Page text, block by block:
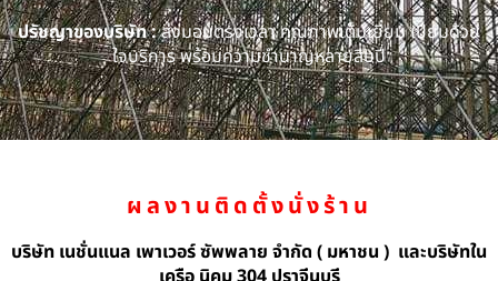
ปรัชญาของบริษัท :ส่งมอบตรงเวลา คุณภาพเต็มเยี่ยม เปี่ยมด้วย
ใจบริการ พร้อมความชำนาญหลายสิบปี
ผลงานติดตั้งนั่งร้าน
บริษัท เนชั่นแนล เพาเวอร์ ซัพพลาย จำกัด ( มหาชน ) และบริษัทใน